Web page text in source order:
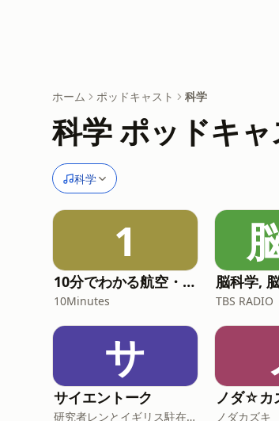
ホーム ポッドキャスト 科学
科学 ポッドキャ
科学
1
10分でわかる航空・宇宙ニュース
10Minutes
脳科学,
TBS RADIO
サ
サイエントーク
研究者レンとイギリス駐在員エマ ノダカズキ